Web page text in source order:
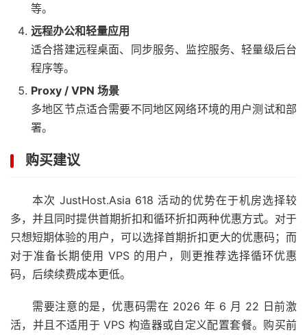
等。
远程办公和轻量应用
适合搭建远程桌面、同步服务、监控服务、轻量级后台
程序等。
Proxy / VPN 场景
多地区节点适合需要不同地区网络环境的用户测试和部
署。
购买建议
本次 JustHost.Asia 618 活动的优势在于机房选择较
多，并且同时提供首期折扣和循环折扣两种优惠方式。对于
只想短期体验的用户，可以选择首期折扣更大的优惠码；而
对于准备长期使用 VPS 的用户，则更推荐选择循环优惠
码，后续续费成本更低。
需要注意的是，优惠码需在 2026 年 6 月 22 日前激
活，并且不适用于 VPS 构造器或自定义配置套餐。购买前